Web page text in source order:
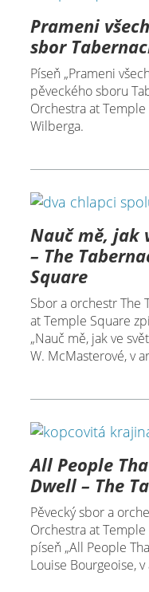
Prameni
sbor
Píseň „Prameni
pěveckého sboru
Orchestra at
Wilberga.
Nauč mě, jak
– The
Square
Sbor a orchestr The
at Temple Square
„Nauč mě, jak ve
W. McMasterové, v
All People
Dwell – The
Pěvecký sbor a
Orchestra at
píseň „All People
Louise Bourgeoise,